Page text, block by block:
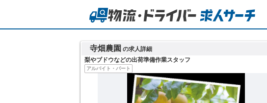
寺畑農園 の求人詳細
梨やブドウなどの出荷準備作業スタッフ
アルバイト・パート